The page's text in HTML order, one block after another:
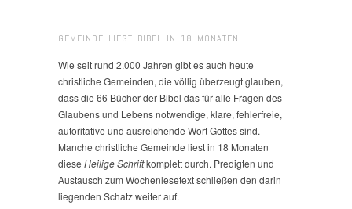
GEMEINDE LIEST BIBEL IN 18 MONATEN
Wie seit rund 2.000 Jahren gibt es auch heute
christliche Gemeinden, die völlig überzeugt glauben,
dass die 66 Bücher der Bibel das für alle Fragen des
Glaubens und Lebens notwendige, klare, fehlerfreie,
autoritative und ausreichende Wort Gottes sind.
Manche christliche Gemeinde liest in 18 Monaten
diese Heilige Schriftkomplett durch. Predigten und
Austausch zum Wochenlesetext schließen den darin
liegenden Schatz weiter auf.